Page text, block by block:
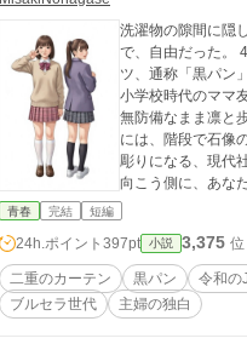
洗濯物の隙間に隠したのは、母
で、自由だった。
ツ、通称「黒パン
小学校時代のママ
無防備なまま凛と
には、階段で石像のよ
彫りになる、現代
向こう側に、あな
青春 完結 短編
24h.ポイント 397pt 小説 3,375
二重のカーテン 黒パン 令和の
ブルセラ世代
主婦の独白